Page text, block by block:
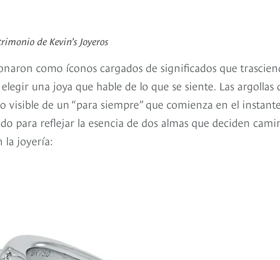
de Kevin’s Joyeros
como íconos cargados de significados que
una joya que hable de lo que se siente. Las argollas
de un “para siempre” que comienza en el
para reflejar la esencia de dos almas que deciden
la joyería: